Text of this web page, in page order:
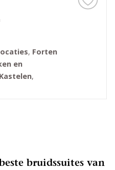
, Forten
en
,
bruidssuites van